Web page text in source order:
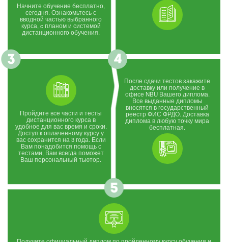
Начните обучение бесплатно,
сегодня. Ознакомьтесь с
вводной частью выбранного
курса, c планом и системой
дистанционного обучения.
Пройдите все части и тесты
дистанционного курса в
удобное для вас время и сроки.
Доступ к оплаченному курсу у
вас сохранится на 3 года. Если
Вам понадобится помощь с
тестами, Вам всегда поможет
Ваш персональный тьютор.
После сдачи тестов закажите
доставку или получение в
офисе NBU Вашего диплома.
Все выданные дипломы
вносятся в государственный
реестр ФИС ФРДО. Доставка
диплома в любую точку мира
бесплатная.